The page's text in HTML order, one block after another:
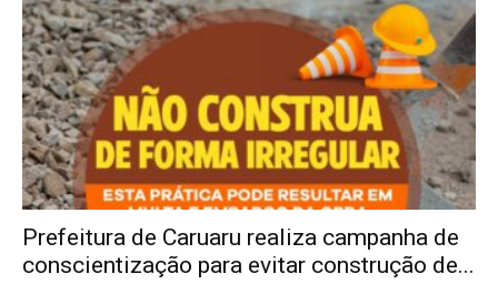
Prefeitura de Caruaru realiza campanha de
conscientização para evitar construção de...